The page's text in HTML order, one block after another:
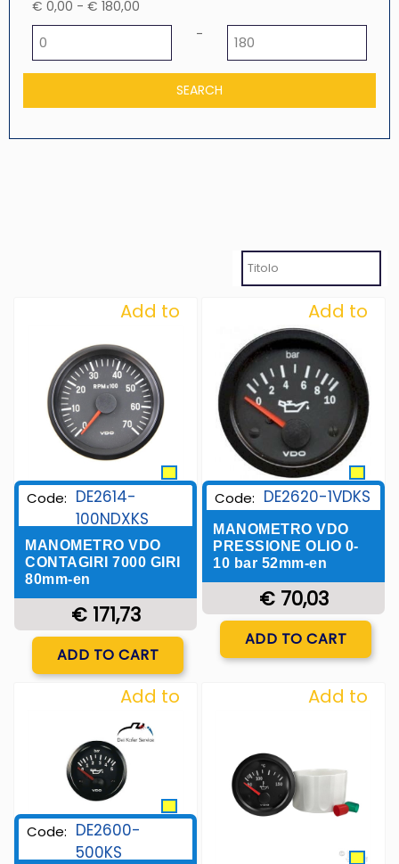
€ 0,00 - € 180,00
-
Add to
Code: DE2614-
100NDXKS
MANOMETRO VDO
CONTAGIRI 7000 GIRI
80mm-en
€ 171,73
ADD TO CART
Add to
Wishlist
Code: DE2620-1VDKS
MANOMETRO VDO
PRESSIONE OLIO 0-
10 bar 52mm-en
€ 70,03
ADD TO CART
Add to
Wishlist
Code: DE2600-
500KS
Add to